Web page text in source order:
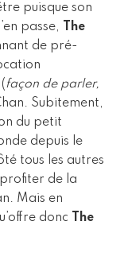
puisque son
passe,
The
de pré-
façon de parler,
Subitement,
du petit
depuis le
tous les autres
de la
Mais en
donc
The